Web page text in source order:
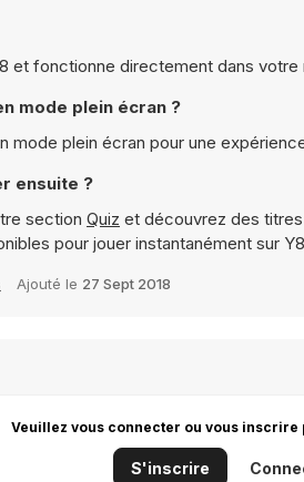
et fonctionne directement dans votre
mode plein écran ?
mode plein écran pour une
ensuite ?
section Quiz et découvrez des
pour jouer instantanément sur
Ajouté le 27 Sept 2018
Veuillez vous connecter ou vous
S'inscrire